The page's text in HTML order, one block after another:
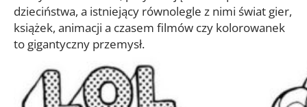
dzieciństwa, a istniejący równolegle z nimi świat gier,
książek, animacji a czasem filmów czy kolorowanek
to gigantyczny przemysł.